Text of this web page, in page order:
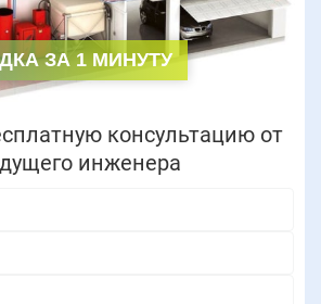
консультацию от
инженера
ЗА 1 МИНУТУ